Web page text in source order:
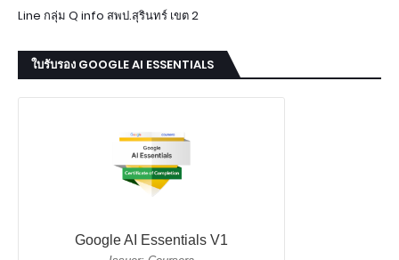
Line กลุ่ม Q info สพป.สุรินทร์ เขต 2
ใบรับรอง GOOGLE AI ESSENTIALS